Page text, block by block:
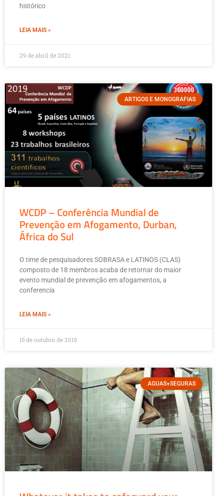
histórico
LEIA MAIS »
29 de abril de 2021
ARTIGOS E MONOGRAFIAS
WCDP – Conferência Mundial de
Prevenção em Afogamento, Durban,
África do Sul
O time de pesquisadores SOBRASA e LATINOS (CLAS)
composto de 18 membros acaba de retornar do maior
evento mundial de prevenção em afogamentos, a
conferencia
LEIA MAIS »
15 de outubro de 2019
AGUAS+SEGURAS